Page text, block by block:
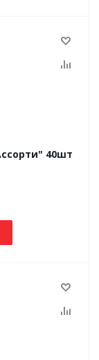
40шт